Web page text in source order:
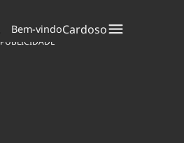
Indicadores
Bem-vindoCardoso
PUBLICIDADE